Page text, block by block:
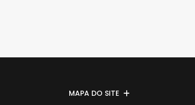
MAPA DO SITE